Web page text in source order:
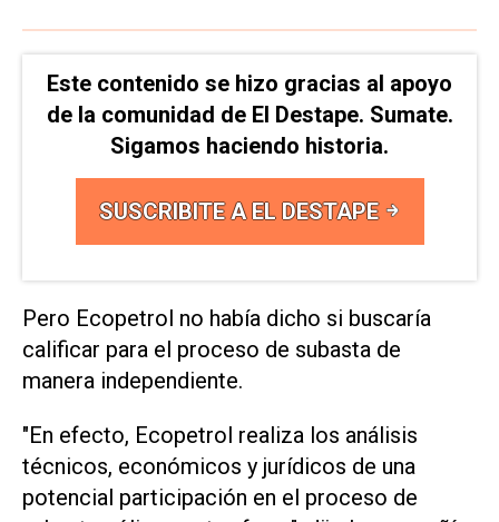
Este contenido se hizo gracias al apoyo
de la comunidad de El Destape. Sumate.
Sigamos haciendo historia.
SUSCRIBITE A EL DESTAPE
Pero Ecopetrol no había dicho si buscaría
calificar para el proceso de subasta de
manera independiente.
"En efecto, Ecopetrol realiza los análisis
técnicos, económicos y jurídicos de una
potencial participación en el proceso de